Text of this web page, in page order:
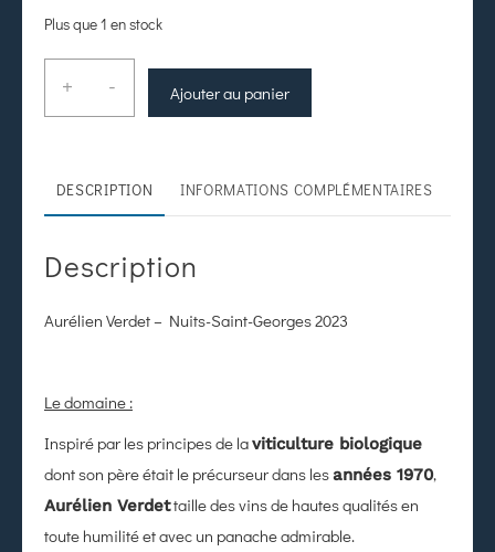
Plus que 1 en stock
+ - Ajouter au panier
DESCRIPTION INFORMATIONS COMPLÉMENTAIRES
Description
Aurélien Verdet – Nuits-Saint-Georges 2023
Le domaine :
Inspiré par les principes de laviticulture biologique
dont son père était le précurseur dans lesannées 1970,
Aurélien Verdettaille des vins de hautes qualités en
toute humilité et avec un panache admirable.